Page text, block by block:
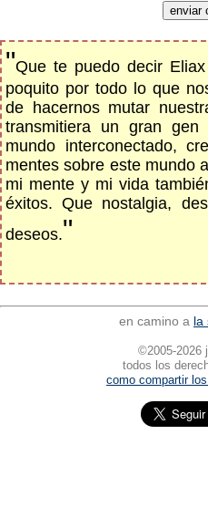
"Que te puedo decir
poquito por todo lo que
de hacernos mutar
transmitiera un gran
mundo interconectado,
mentes sobre este mundo
mi mente y mi vida
éxitos. Que nostalgia,
deseos."
en camino a la
©2005-2026
todos los
como compartir